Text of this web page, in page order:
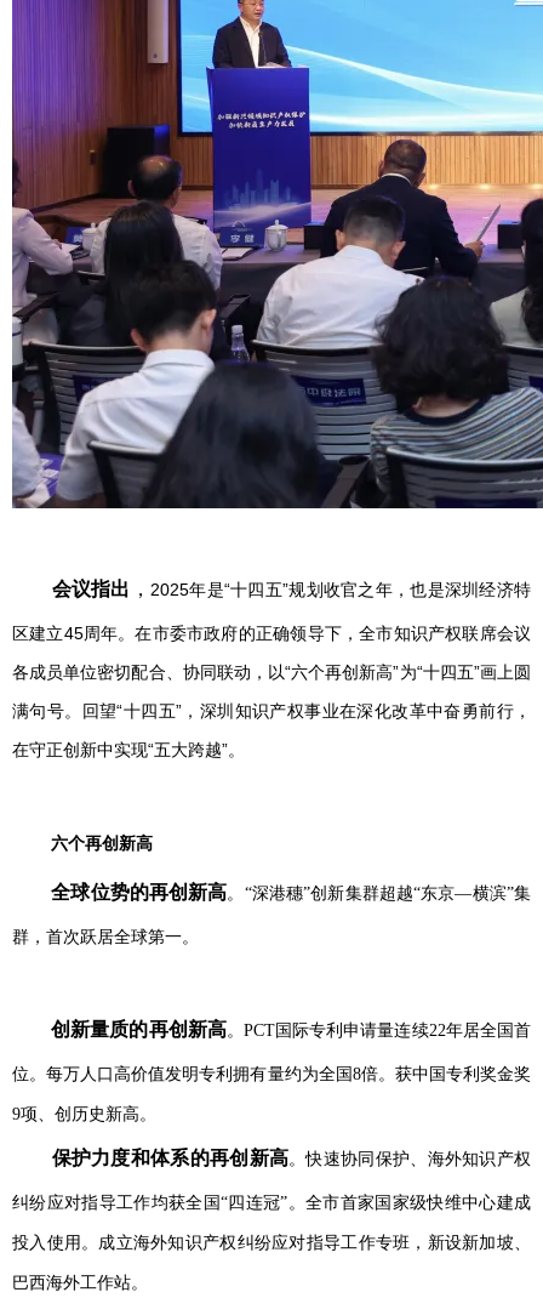
会议指出 ， 2025年是“十四五”规划收官之年，也是深圳经济特
区建立45周年。在市委市政府的正确领导下，全市知识产权联席会议
各成员单位密切配合、协同联动，以“六个再创新高”为“十四五”画上圆
满句号。回望“十四五”，深圳知识产权事业在深化改革中奋勇前行，
在守正创新中实现“五大跨越”。
六个再创新高
全球位势的再创新高。“深港穗”创新集群超越“东京—横滨”集
群，首次跃居全球第一。
创新量质的再创新高。PCT国际专利申请量连续22年居全国首
位。每万人口高价值发明专利拥有量约为全国8倍。获中国专利奖金奖
9项、创历史新高。
保护力度和体系的再创新高。快速协同保护、海外知识产权
纠纷应对指导工作均获全国“四连冠”。全市首家国家级快维中心建成
投入使用。成立海外知识产权纠纷应对指导工作专班，新设新加坡、
巴西海外工作站。